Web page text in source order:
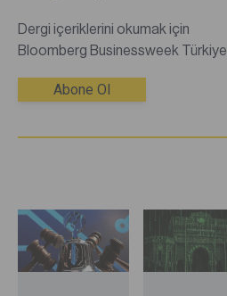
Dergi içeriklerini okumak için
Bloomberg Businessweek Türkiye
gerekmektedir.Abone değilseniz
içeriklerine sınırsız erişim
Abone Ol